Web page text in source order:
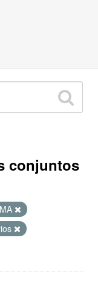
conjuntos